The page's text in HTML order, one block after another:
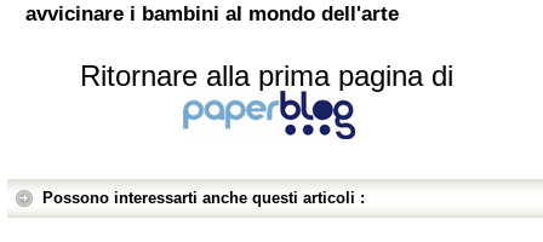
avvicinare i bambini al mondo dell'arte
Ritornare alla prima pagina di
Possono interessarti anche questi articoli :